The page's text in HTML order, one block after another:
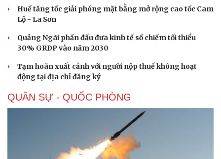
Huế tăng tốc giải phóng mặt bằng mở rộng cao tốc Cam
Lộ - La Sơn
Quảng Ngãi phấn đấu đưa kinh tế số chiếm tối thiểu
30% GRDP vào năm 2030
Tạm hoãn xuất cảnh với người nộp thuế không hoạt
động tại địa chỉ đăng ký
QUÂN SỰ - QUỐC PHÒNG